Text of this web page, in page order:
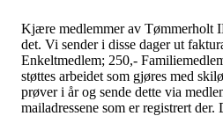
Kjære medlemmer av Tømmerholt
det. Vi sender i disse dager ut
Enkeltmedlem; 250,-
støttes arbeidet som gjøres med
prøver i år og sende dette via
mailadressene som er registrert